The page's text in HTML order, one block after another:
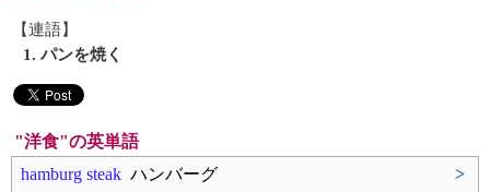
【連語】
1. パンを焼く
"洋食"の英単語
hamburg steak ハンバーグ
>